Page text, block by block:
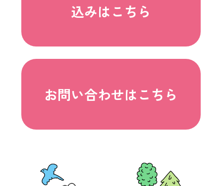
込みはこちら
お問い合わせはこちら